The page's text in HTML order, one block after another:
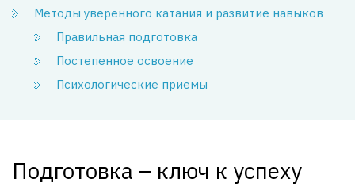
Методы уверенного катания и развитие навыков
Правильная подготовка
Постепенное освоение
Психологические приемы
Подготовка – ключ к успеху